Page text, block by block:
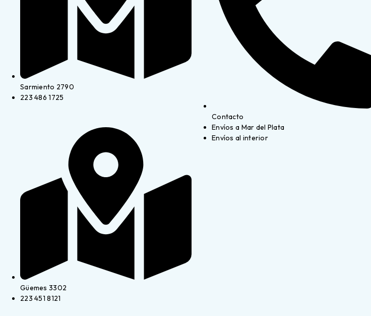
Sarmiento 2790
223 486 1725
Güemes 3302
223 451 8121
Contacto
Envíos a Mar del Plata
Envíos al interior